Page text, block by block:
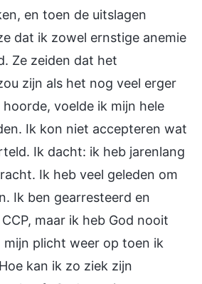
en toen de uitslagen
dat ik zowel ernstige anemie
Ze zeiden dat het
zijn als het nog veel erger
voelde ik mijn hele
Ik kon niet accepteren wat
Ik dacht: ik heb jarenlang
Ik heb veel geleden om
Ik ben gearresteerd en
maar ik heb God nooit
mijn plicht weer op toen ik
kan ik zo ziek zijn